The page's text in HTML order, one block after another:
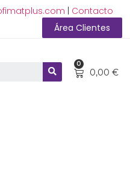
Contacto
Área Clientes
0,00 €
0